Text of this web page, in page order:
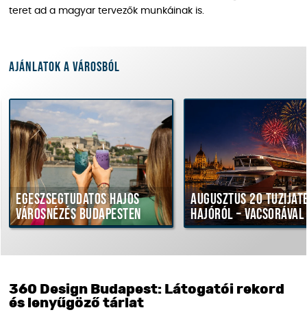
teret ad a magyar tervezők munkáinak is.
Ajánlatok a városból
hajós
Budapesten
Augusztus 20 tűzijáték
hajóról – vacsorával
360 Design Budapest: Látogatói rekord
és lenyűgöző tárlat